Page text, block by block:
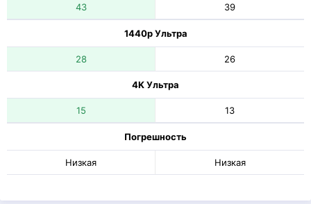
43 39
1440p Ультра
28 26
4K Ультра
15 13
Погрешность
Низкая Низкая